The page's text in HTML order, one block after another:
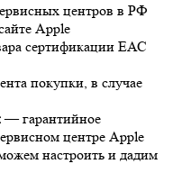
центров в РФ
Apple
сертификации ЕАС
покупки, в случае
— гарантийное
центре Apple
настроить и дадим